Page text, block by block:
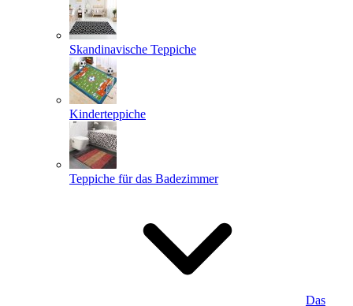
Skandinavische Teppiche
Kinderteppiche
Teppiche für das Badezimmer
Das